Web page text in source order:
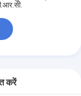
करें